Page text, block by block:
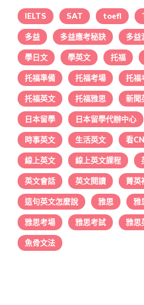
IELTS SAT toefl
多益 多益應考秘訣 多益
學日文 學英文 托福
托福準備 托福考場 托福
托福英文 托福雅思 新聞
日本留學 日本留學代辦中心
時事英文 生活英文 看
線上英文 線上英文課程
英文會話 英文閱讀 菁英
這句英文怎麼說 雅思 雅
雅思考場 雅思考試 雅思
魚骨文法